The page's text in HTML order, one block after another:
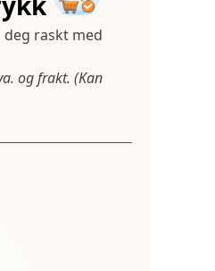
deg raskt med
og frakt. (Kan